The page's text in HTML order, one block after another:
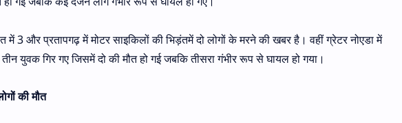
3 और प्रतापगढ़ में मोटर साइकिलों की भिड़ंतमें दो लोगों के मरने की खबर है। वहीं ग्रेटर नोएडा में
युवक गिर गए जिसमें दो की मौत हो गई जबकि तीसरा गंभीर रूप से घायल हो गया।
की मौत